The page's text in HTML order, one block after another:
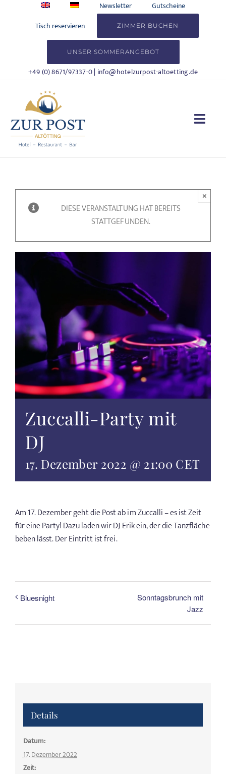
Newsletter
Gutscheine
Tisch reservieren
ZIMMER BUCHEN
UNSER SOMMERANGEBOT
+49 (0) 8671/97337-0| info@hotelzurpost-altoetting.de
WOHNEN
TAGUNGEN & FEIERN
ALTÖTTING & UMGEBUNG
WISSENSWERTES
GUTSCHEINE
ANGEBOTE
DIESE VERANSTALTUNG HAT BEREITS
STATTGEFUNDEN.
×
Zuccalli-Party mit
DJ
17. Dezember 2022 @ 21:00 CET
Am 17. Dezember geht die Post ab im Zuccalli – es ist Zeit
für eine Party! Dazu laden wir DJ Erik ein, der die Tanzfläche
beben lässt. Der Eintritt ist frei.
Bluesnight
Sonntagsbrunch mit
Jazz
Details
Datum:
17. Dezember 2022
Zeit: